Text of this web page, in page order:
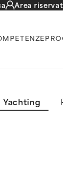
Area
Yachting